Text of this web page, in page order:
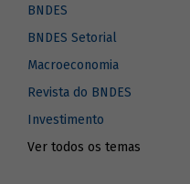
BNDES
BNDES Setorial
Macroeconomia
Revista do BNDES
Investimento
Ver todos os temas